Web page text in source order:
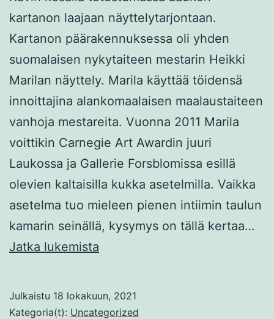
kartanon laajaan näyttelytarjontaan.
Kartanon päärakennuksessa oli yhden
suomalaisen nykytaiteen mestarin Heikki
Marilan näyttely. Marila käyttää töidensä
innoittajina alankomaalaisen maalaustaiteen
vanhoja mestareita. Vuonna 2011 Marila
voittikin Carnegie Art Awardin juuri
Laukossa ja Gallerie Forsblomissa esillä
olevien kaltaisilla kukka asetelmilla. Vaikka
asetelma tuo mieleen pienen intiimin taulun
kamarin seinällä, kysymys on tällä kertaa…
Jatka lukemista
Heikki
Julkaistu 18 lokakuun, 2021
Kategoria(t): Uncategorized